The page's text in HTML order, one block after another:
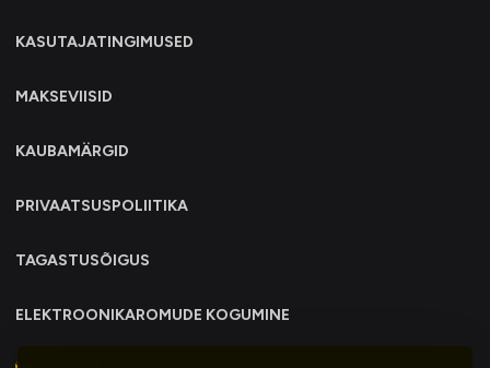
KASUTAJATINGIMUSED
MAKSEVIISID
KAUBAMÄRGID
PRIVAATSUSPOLIITIKA
TAGASTUSÕIGUS
ELEKTROONIKAROMUDE KOGUMINE